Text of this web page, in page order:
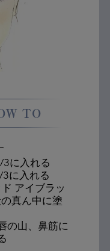
TO
に入れる
に入れる
アイブラッ
真ん中に塗
の山、鼻筋に